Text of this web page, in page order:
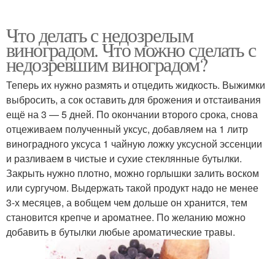
Что делать с недозрелым
виноградом. Что можно сделать с
недозревшим виноградом?
Теперь их нужно размять и отцедить жидкость. Выжимки
выбросить, а сок оставить для брожения и отстаивания
ещё на 3 — 5 дней. По окончании второго срока, снова
отцеживаем полученный уксус, добавляем на 1 литр
виноградного уксуса 1 чайную ложку уксусной эссенции
и разливаем в чистые и сухие стеклянные бутылки.
Закрыть нужно плотно, можно горлышки залить воском
или сургучом. Выдержать такой продукт надо не менее
3-х месяцев, а вобщем чем дольше он хранится, тем
становится крепче и ароматнее. По желанию можно
добавить в бутылки любые ароматические травы.